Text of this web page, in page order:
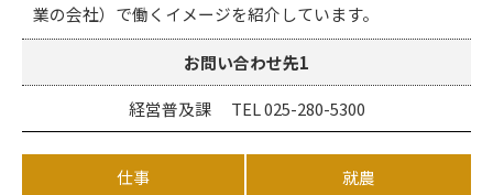
業の会社）で働くイメージを紹介しています。
お問い合わせ先1
経営普及課 TEL 025-280-5300
仕事 就農